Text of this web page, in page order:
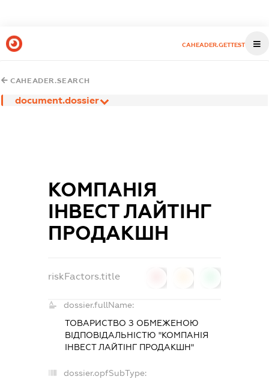
CAHEADER.GETTEST
CAHEADER.SEARCH
document.dossier
КОМПАНІЯ
ІНВЕСТ ЛАЙТІНГ
ПРОДАКШН
riskFactors.title
dossier.fullName:
ТОВАРИСТВО З ОБМЕЖЕНОЮ
ВІДПОВІДАЛЬНІСТЮ "КОМПАНІЯ
ІНВЕСТ ЛАЙТІНГ ПРОДАКШН"
dossier.opfSubType: